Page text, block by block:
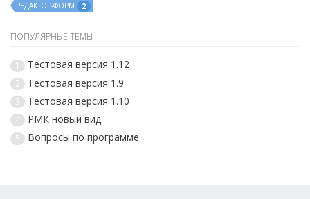
РЕДАКТОР-ФОРМ
2
ПОПУЛЯРНЫЕ ТЕМЫ
1 Тестовая версия 1.12
2 Тестовая версия 1.9
3 Тестовая версия 1.10
4 РМК новый вид
5 Вопросы по программе